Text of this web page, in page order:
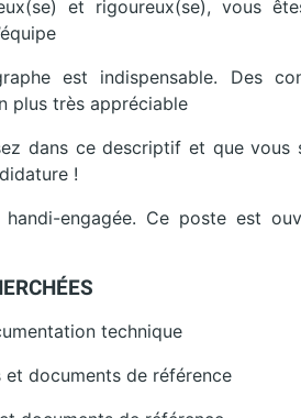
et rigoureux(se), vous
est indispensable. Des
plus très appréciable
dans ce descriptif et que vous
!
engagée. Ce poste est
technique
documents de référence